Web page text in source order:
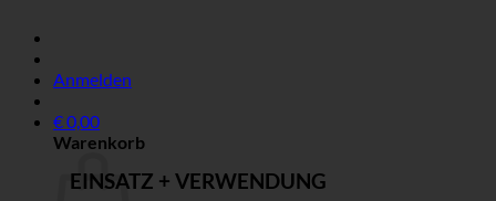
Anmelden
€0,00
Warenkorb
EINSATZ + VERWENDUNG